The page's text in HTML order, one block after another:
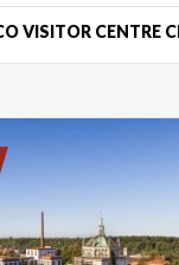
VISITOR CENTRE